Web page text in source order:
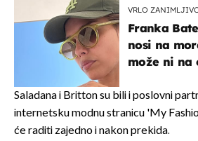
VRLO
Franka
nosi na
može ni na
Saladana i Britton su bili i poslovni
internetsku modnu stranicu 'My
će raditi zajedno i nakon prekida.